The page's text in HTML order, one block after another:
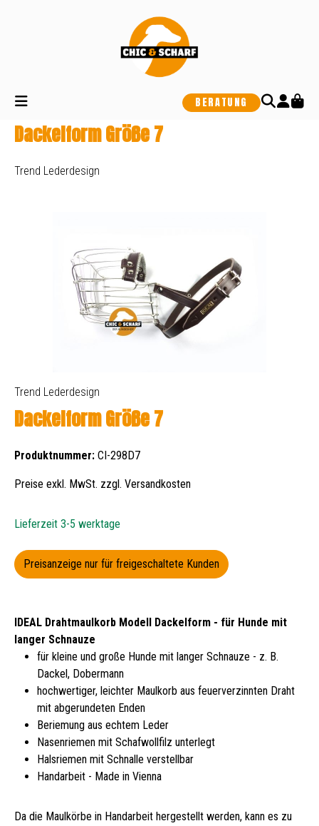
BERATUNG
Dackelform Größe 7
Trend Lederdesign
Trend Lederdesign
Dackelform Größe 7
Produktnummer: CI-298D7
Preise exkl. MwSt. zzgl. Versandkosten
Lieferzeit 3-5 werktage
Preisanzeige nur für freigeschaltete Kunden
IDEAL Drahtmaulkorb Modell Dackelform - für Hunde mit
langer Schnauze
für kleine und große Hunde mit langer Schnauze - z. B.
Dackel, Dobermann
hochwertiger, leichter Maulkorb aus feuerverzinnten Draht
mit abgerundeten Enden
Beriemung aus echtem Leder
Nasenriemen mit Schafwollfilz unterlegt
Halsriemen mit Schnalle verstellbar
Handarbeit - Made in Vienna
Da die Maulkörbe in Handarbeit hergestellt werden, kann es zu